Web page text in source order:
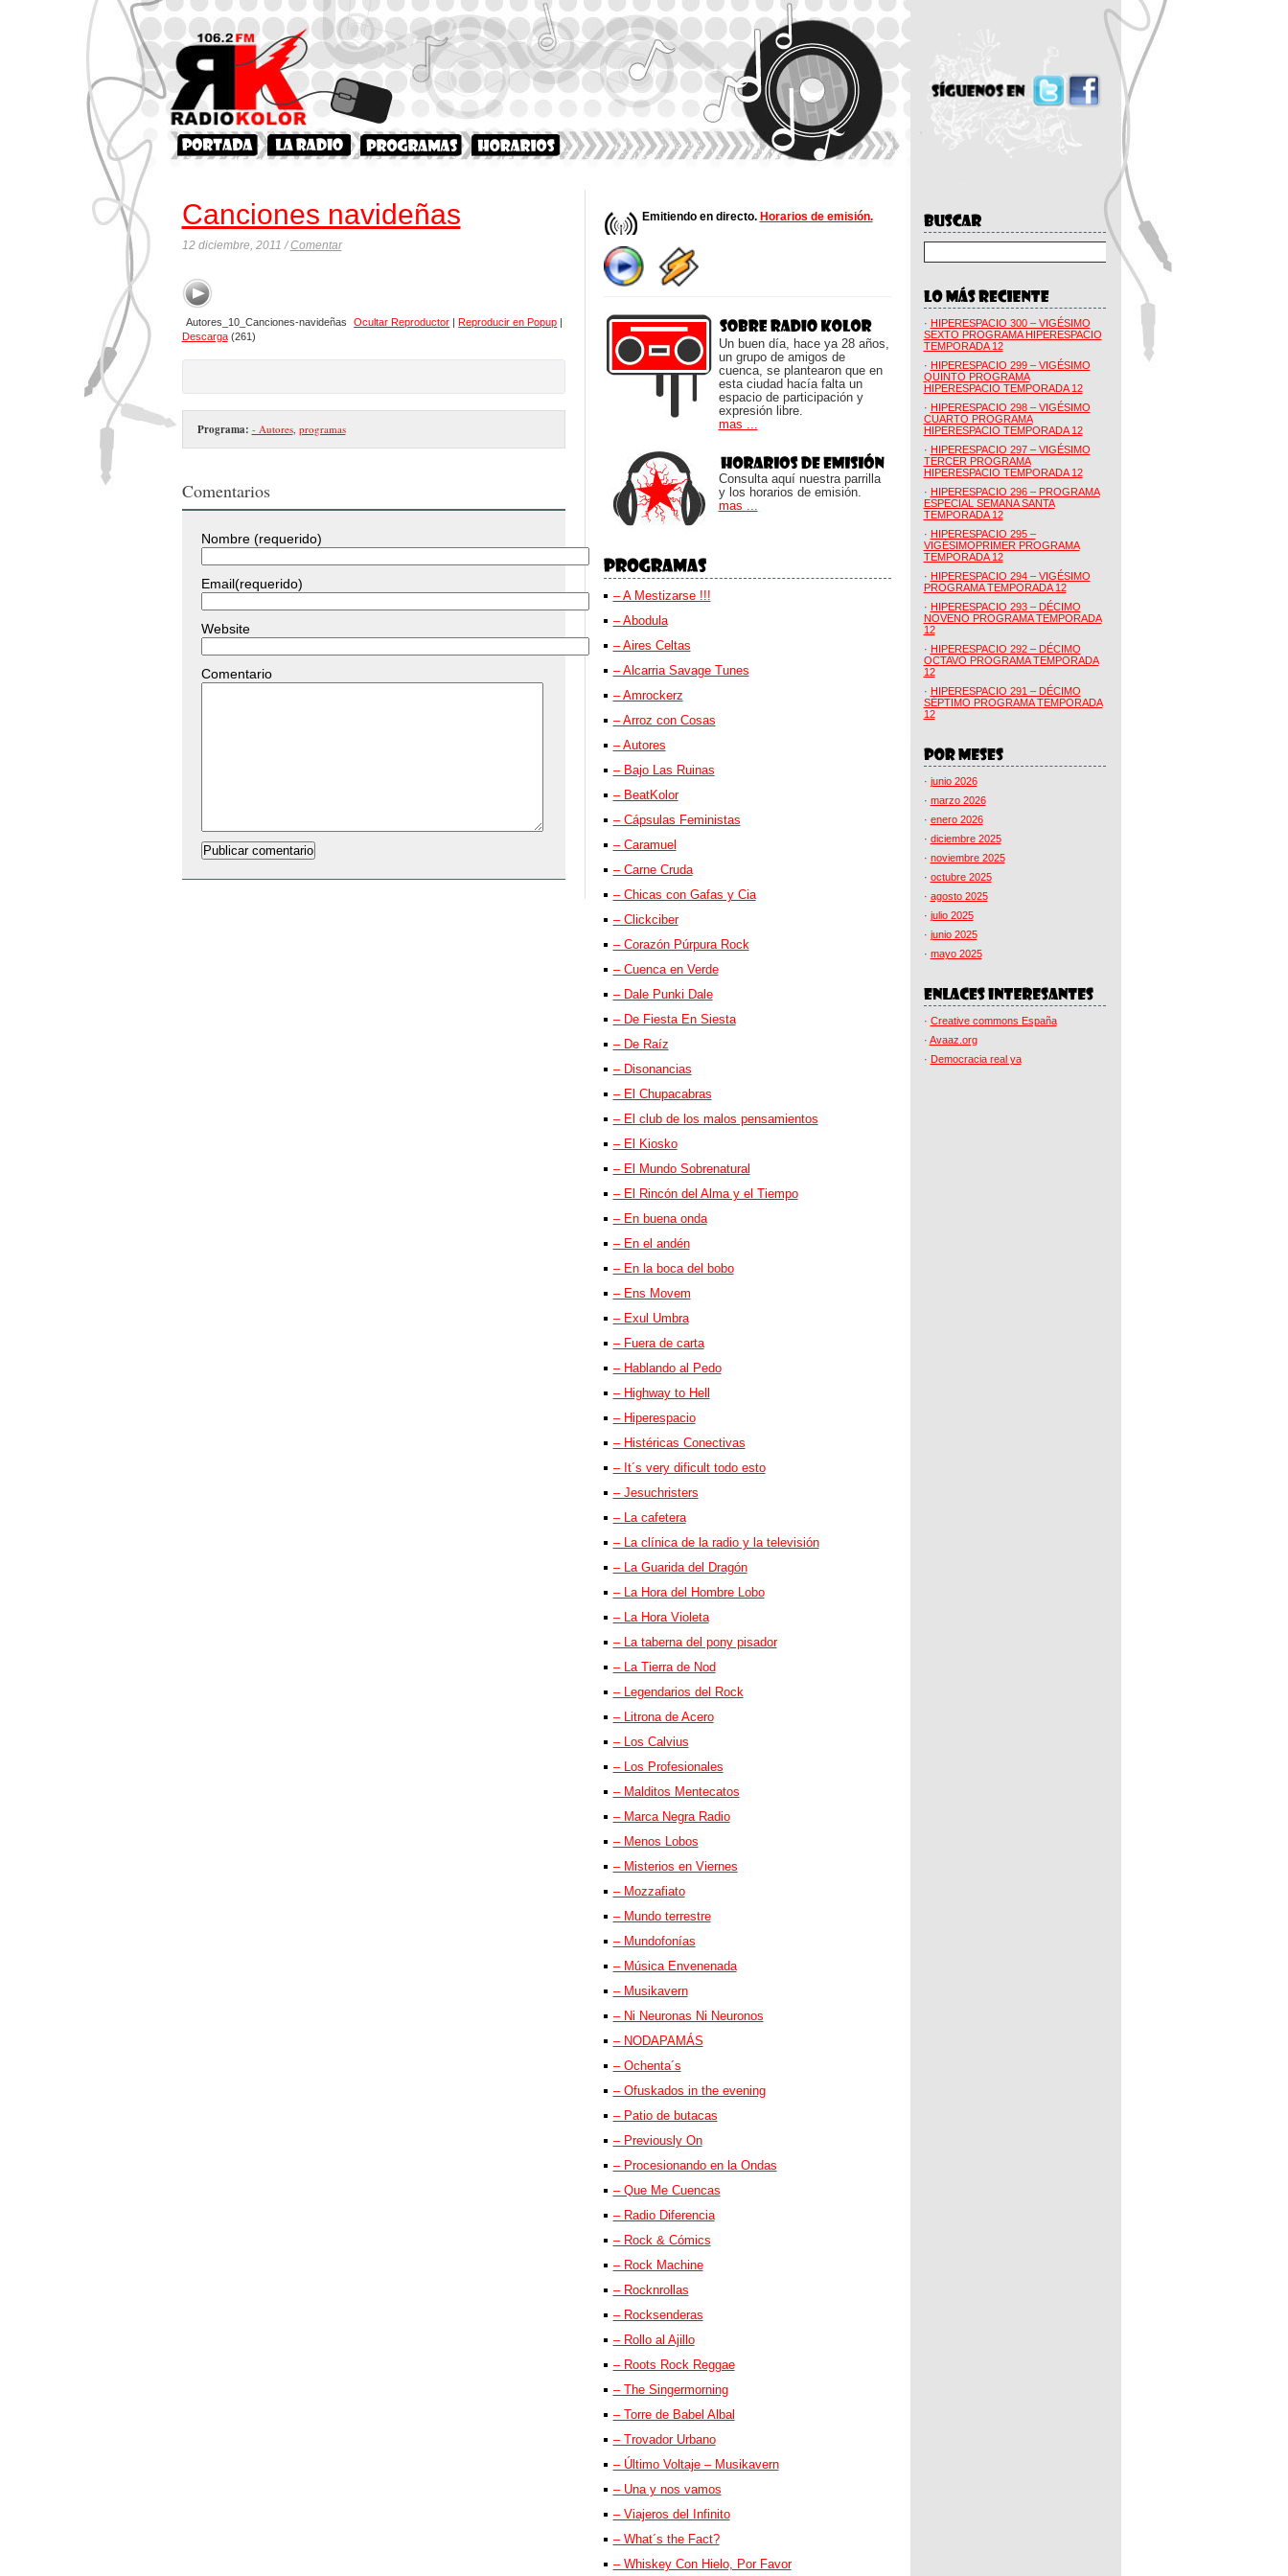
Canciones navideñas
12 diciembre, 2011 /Comentar
Autores_10_Canciones-navideñas Ocultar Reproductor |Reproducir en Popup |
Descarga(261)
Programa: - Autores, programas
Comentarios
Nombre (requerido)
Email(requerido)
Website
Comentario
Emitiendo en directo. Horarios de emisión.
Un buen día, hace ya 28 años,
un grupo de amigos de
cuenca, se plantearon que en
esta ciudad hacía falta un
espacio de participación y
expresión libre.
mas ...
Consulta aquí nuestra parrilla
y los horarios de emisión.
mas ...
– A Mestizarse !!!
– Abodula
– Aires Celtas
– Alcarria Savage Tunes
– Amrockerz
– Arroz con Cosas
– Autores
– Bajo Las Ruinas
– BeatKolor
– Cápsulas Feministas
– Caramuel
– Carne Cruda
– Chicas con Gafas y Cia
– Clickciber
– Corazón Púrpura Rock
– Cuenca en Verde
– Dale Punki Dale
– De Fiesta En Siesta
– De Raíz
– Disonancias
– El Chupacabras
– El club de los malos pensamientos
– El Kiosko
– El Mundo Sobrenatural
– El Rincón del Alma y el Tiempo
– En buena onda
– En el andén
– En la boca del bobo
– Ens Movem
– Exul Umbra
– Fuera de carta
– Hablando al Pedo
– Highway to Hell
– Hiperespacio
– Histéricas Conectivas
– It´s very dificult todo esto
– Jesuchristers
– La cafetera
– La clínica de la radio y la televisión
– La Guarida del Dragón
– La Hora del Hombre Lobo
– La Hora Violeta
– La taberna del pony pisador
– La Tierra de Nod
– Legendarios del Rock
– Litrona de Acero
– Los Calvius
– Los Profesionales
– Malditos Mentecatos
– Marca Negra Radio
– Menos Lobos
– Misterios en Viernes
– Mozzafiato
– Mundo terrestre
– Mundofonías
– Música Envenenada
– Musikavern
– Ni Neuronas Ni Neuronos
– NODAPAMÁS
– Ochenta´s
– Ofuskados in the evening
– Patio de butacas
– Previously On
– Procesionando en la Ondas
– Que Me Cuencas
– Radio Diferencia
– Rock & Cómics
– Rock Machine
– Rocknrollas
– Rocksenderas
– Rollo al Ajillo
– Roots Rock Reggae
– The Singermorning
– Torre de Babel Albal
– Trovador Urbano
– Último Voltaje – Musikavern
– Una y nos vamos
– Viajeros del Infinito
– What´s the Fact?
– Whiskey Con Hielo, Por Favor
· HIPERESPACIO 300 – VIGÉSIMO
SEXTO PROGRAMA HIPERESPACIO
TEMPORADA 12
· HIPERESPACIO 299 – VIGÉSIMO
QUINTO PROGRAMA
HIPERESPACIO TEMPORADA 12
· HIPERESPACIO 298 – VIGÉSIMO
CUARTO PROGRAMA
HIPERESPACIO TEMPORADA 12
· HIPERESPACIO 297 – VIGÉSIMO
TERCER PROGRAMA
HIPERESPACIO TEMPORADA 12
· HIPERESPACIO 296 – PROGRAMA
ESPECIAL SEMANA SANTA
TEMPORADA 12
· HIPERESPACIO 295 –
VIGÉSIMOPRIMER PROGRAMA
TEMPORADA 12
· HIPERESPACIO 294 – VIGÉSIMO
PROGRAMA TEMPORADA 12
· HIPERESPACIO 293 – DÉCIMO
NOVENO PROGRAMA TEMPORADA
12
· HIPERESPACIO 292 – DÉCIMO
OCTAVO PROGRAMA TEMPORADA
12
· HIPERESPACIO 291 – DÉCIMO
SÉPTIMO PROGRAMA TEMPORADA
12
· junio 2026
· marzo 2026
· enero 2026
· diciembre 2025
· noviembre 2025
· octubre 2025
· agosto 2025
· julio 2025
· junio 2025
· mayo 2025
· Creative commons España
· Avaaz.org
· Democracia real ya